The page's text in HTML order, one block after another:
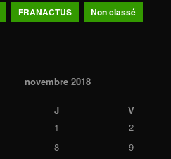
FRANACTUS Non classé
novembre 2018
J V
1
2
8 9